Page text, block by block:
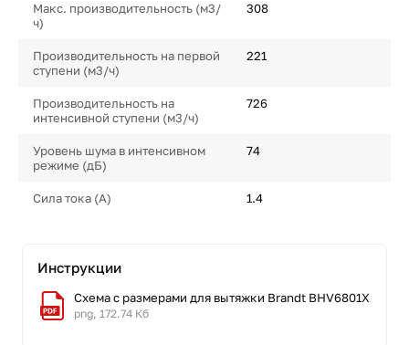
Макс. производительность (м3/
ч)
308
Производительность на первой
ступени (м3/ч)
221
Производительность на
интенсивной ступени (м3/ч)
726
Уровень шума в интенсивном
режиме (дБ)
74
Сила тока (А) 1.4
Инструкции
Схема с размерами для вытяжки Brandt BHV6801X
png, 172.74 Кб